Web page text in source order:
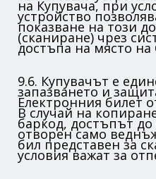
на Купувача, при
устройство
показване на този
(сканиране) чрез
достъпа на място на
9.6. Купувачът е
запазването и
Електронния билет
В случай на
баркод, достъпът
отворен само
бил представен за
условия важат за